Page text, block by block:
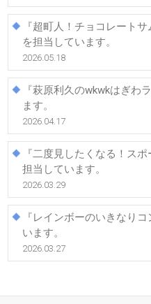
『超町人！チョコレート
を担当しています。
2026.05.18
『萩原利久のwkwkはぎわ
ます。
2026.04.17
『二度見したくなる！ス
担当しています。
2026.03.29
『レインボーのいきなり
います。
2026.03.27